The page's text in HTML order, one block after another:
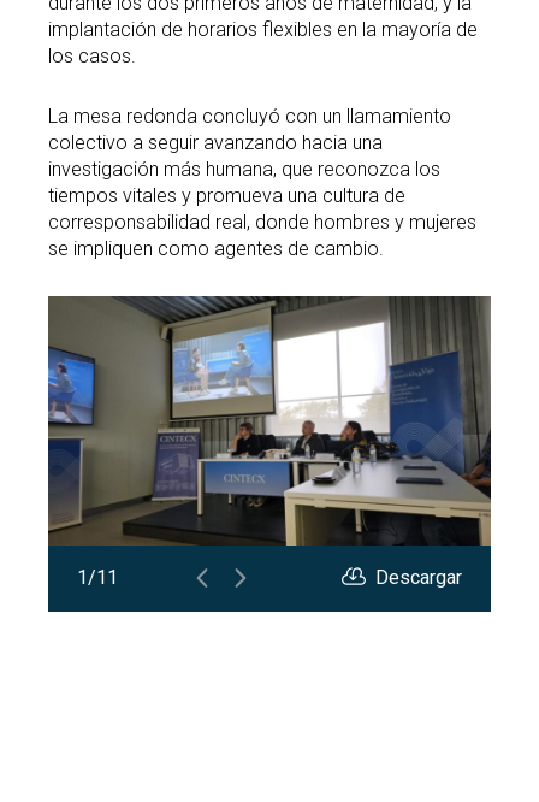
implantación de horarios flexibles en la mayoría de
los casos.
La mesa redonda concluyó con un llamamiento
colectivo a seguir avanzando hacia una
investigación más humana, que reconozca los
tiempos vitales y promueva una cultura de
corresponsabilidad real, donde hombres y mujeres
se impliquen como agentes de cambio.
Abrir
Descargar
1/11